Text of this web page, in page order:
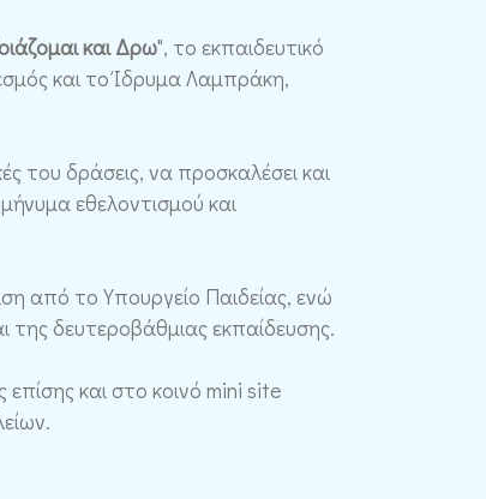
και Δρω", το εκπαιδευτικό
και το Ίδρυμα Λαμπράκη,
του δράσεις, να προσκαλέσει και
εθελοντισμού και
από το Υπουργείο Παιδείας, ενώ
της δευτεροβάθμιας εκπαίδευσης.
επίσης και στο κοινό mini site